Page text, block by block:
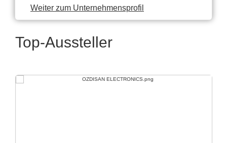
Weiter zum Unternehmensprofil
Top-Aussteller